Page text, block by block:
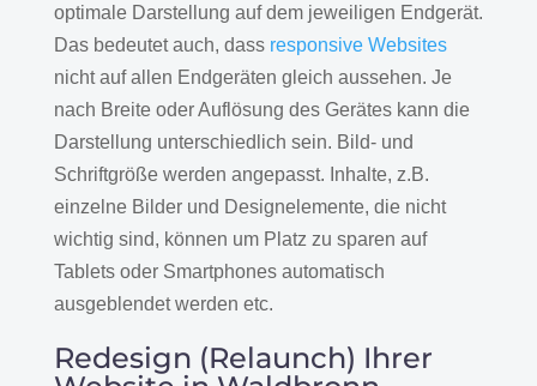
optimale Darstellung auf dem jeweiligen Endgerät.
Das bedeutet auch, dass responsive Websites
nicht auf allen Endgeräten gleich aussehen. Je
nach Breite oder Auflösung des Gerätes kann die
Darstellung unterschiedlich sein. Bild- und
Schriftgröße werden angepasst. Inhalte, z.B.
einzelne Bilder und Designelemente, die nicht
wichtig sind, können um Platz zu sparen auf
Tablets oder Smartphones automatisch
ausgeblendet werden etc.
Redesign (Relaunch) Ihrer